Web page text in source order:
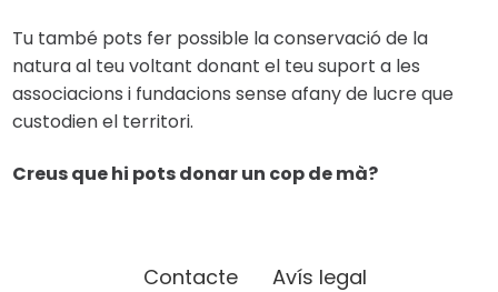
Tu també pots fer possible la conservació de la
natura al teu voltant donant el teu suport a les
associacions i fundacions sense afany de lucre que
custodien el territori.
Creus que hi pots donar un cop de mà?
Contacte Avís legal